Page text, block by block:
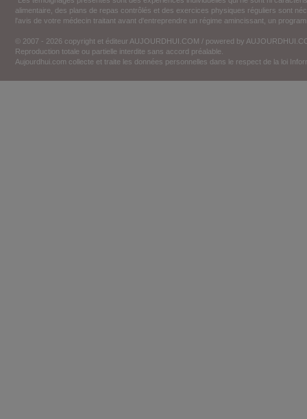
alimentaire, des plans de repas contrôlés et des exercices physiques réguliers sont
l'avis de votre médecin traitant avant d'entreprendre un régime amincissant, un
© 2007 - 2026 copyright et éditeur AUJOURDHUI.COM / powered by
Reproduction totale ou partielle interdite sans accord préalable.
Aujourdhui.com collecte et traite les données personnelles dans le respect de la loi